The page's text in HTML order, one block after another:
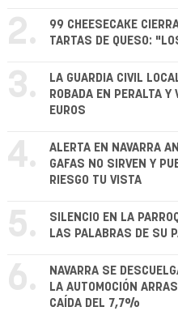
2.
99 CHEESECAKE
TARTAS DE QUESO:
3.
LA GUARDIA CIVIL
ROBADA EN PERALTA
EUROS
4.
ALERTA EN NAVARRA
GAFAS NO SIRVEN Y
RIESGO TU VISTA
5.
SILENCIO EN LA
LAS PALABRAS DE SU
6.
NAVARRA SE
LA AUTOMOCIÓN
CAÍDA DEL 7,7%